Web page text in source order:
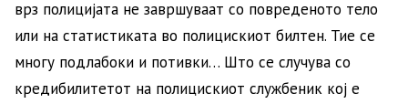
врз полицијата не завршуваат со повреденото тело
или на статистиката во полицискиот билтен. Тие се
многу подлабоки и потивки… Што се случува со
кредибилитетот на полицискиот службеник кој е